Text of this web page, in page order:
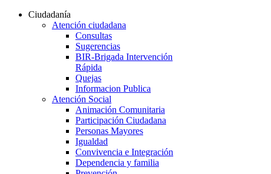
Ciudadanía
Atención ciudadana
Consultas
Sugerencias
BIR-Brigada Intervención
Rápida
Quejas
Informacion Publica
Atención Social
Animación Comunitaria
Participación Ciudadana
Personas Mayores
Igualdad
Convivencia e Integración
Dependencia y familia